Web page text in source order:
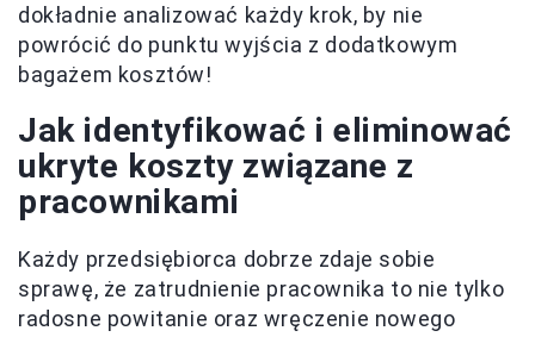
dokładnie analizować każdy krok, by nie
powrócić do punktu wyjścia z dodatkowym
bagażem kosztów!
Jak identyfikować i eliminować
ukryte koszty związane z
pracownikami
Każdy przedsiębiorca dobrze zdaje sobie
sprawę, że zatrudnienie pracownika to nie tylko
radosne powitanie oraz wręczenie nowego